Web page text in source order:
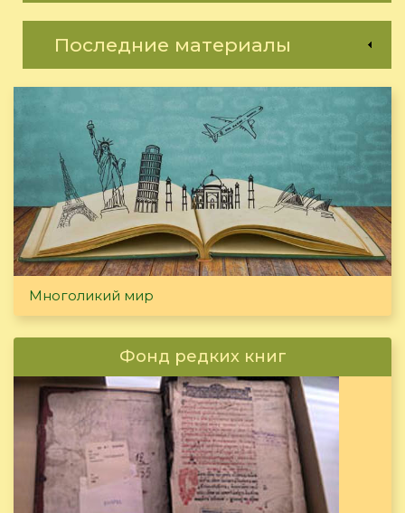
Последние материалы
Многоликий мир
Фонд редких книг